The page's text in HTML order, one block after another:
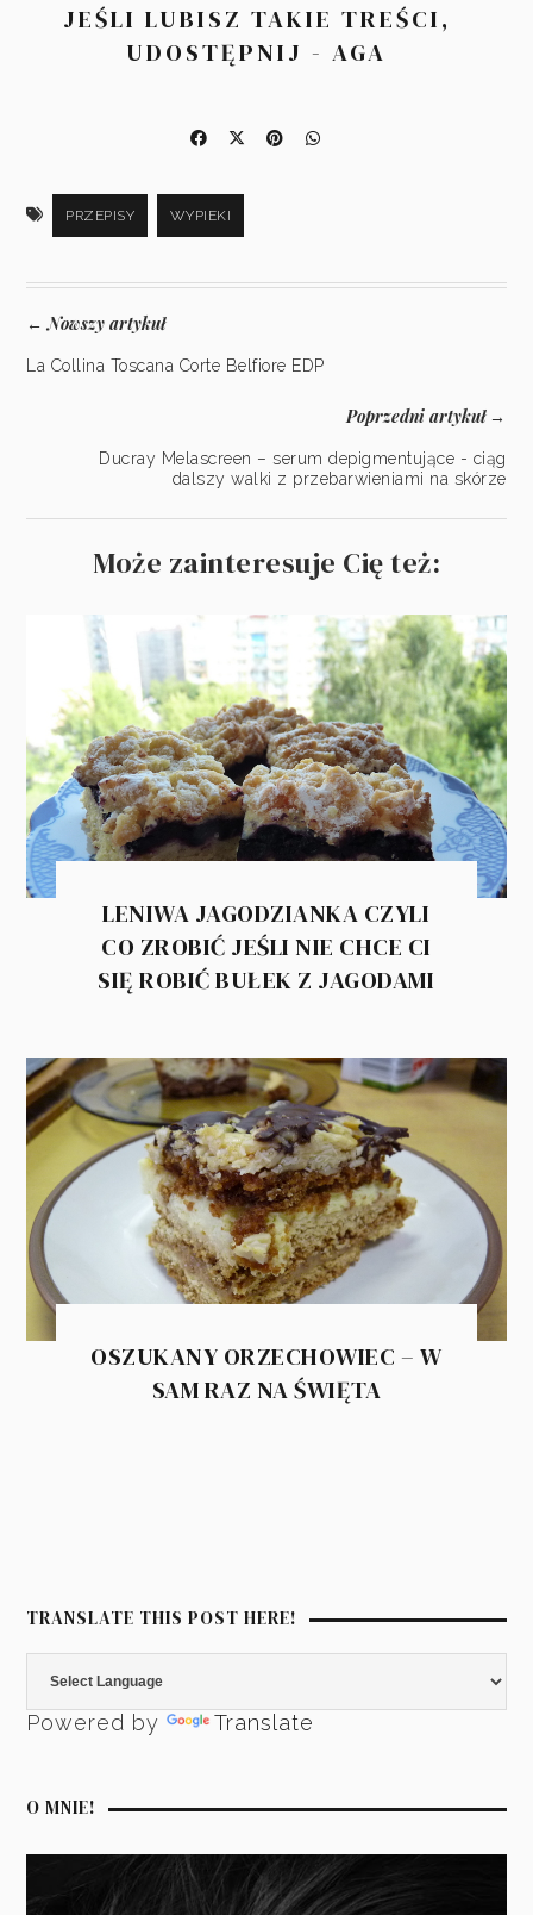
JEŚLI LUBISZ TAKIE TREŚCI,
UDOSTĘPNIJ - AGA
PRZEPISY WYPIEKI
←Nowszy artykuł
La Collina Toscana Corte Belfiore EDP
Poprzedni artykuł→
Ducray Melascreen – serum depigmentujące - ciąg
dalszy walki z przebarwieniami na skórze
Może zainteresuje Cię też:
LENIWA JAGODZIANKA CZYLI
CO ZROBIĆ JEŚLI NIE CHCE CI
SIĘ ROBIĆ BUŁEK Z JAGODAMI
OSZUKANY ORZECHOWIEC – W
SAM RAZ NA ŚWIĘTA
TRANSLATE THIS POST HERE!
Powered by Translate
O MNIE!